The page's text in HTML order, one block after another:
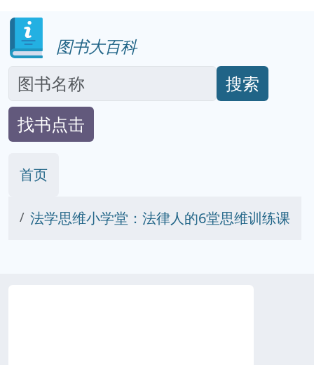
图书大百科
搜索
找书点击
首页
法学思维小学堂：法律人的6堂思维训练课